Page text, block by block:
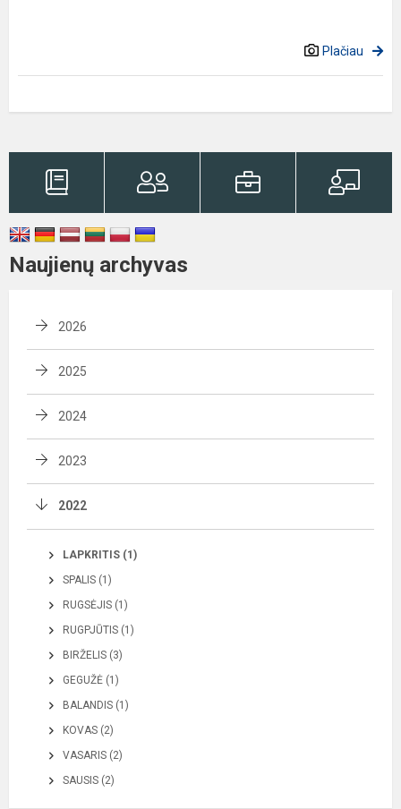
Plačiau
Naujienų archyvas
2026
2025
2024
2023
2022
LAPKRITIS (1)
SPALIS (1)
RUGSĖJIS (1)
RUGPJŪTIS (1)
BIRŽELIS (3)
GEGUŽĖ (1)
BALANDIS (1)
KOVAS (2)
VASARIS (2)
SAUSIS (2)